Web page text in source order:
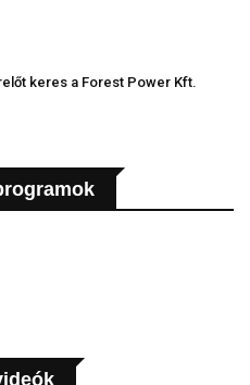
keres a Forest Power Kft.